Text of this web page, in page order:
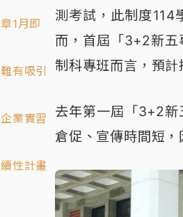
1月即
有吸引
業實習
性計畫
測考試，此制度
而，首屆「3+2新五
制科專班而言，預
去年第一屆「3+2新
倉促、宣傳時間短